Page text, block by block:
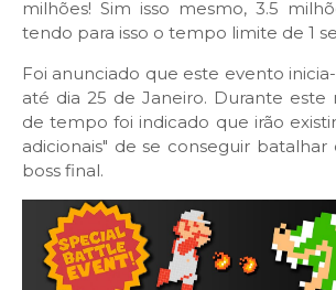
milhões! Sim isso mesmo, 3.5
tendo para isso o tempo limite de 1
Foi anunciado que este evento inicia-
até dia 25 de Janeiro. Durante
de tempo foi indicado que irão
adicionais" de se conseguir
boss final.